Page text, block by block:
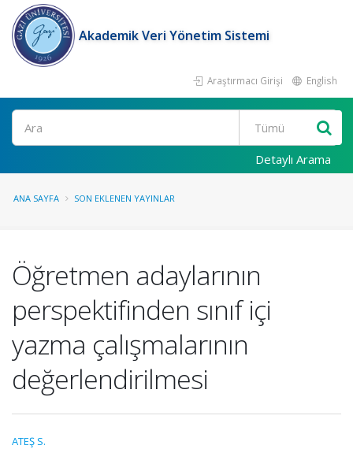
Akademik Veri Yönetim Sistemi
Araştırmacı Girişi English
Ara
Detaylı Arama
ANA SAYFA SON EKLENEN YAYINLAR
Öğretmen adaylarının
perspektifinden sınıf içi
yazma çalışmalarının
değerlendirilmesi
ATEŞ S.